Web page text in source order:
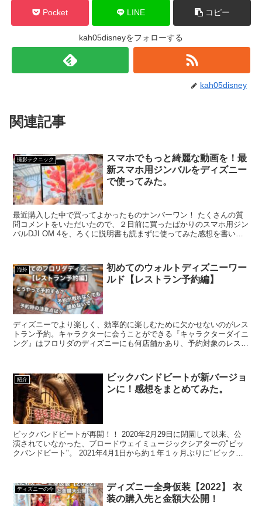
Pocket LINE コピー
kah05disneyをフォローする
kah05disney
関連記事
撮影テクニック
スマホでもっと綺麗な動画を！最
新スマホ用ジンバルをディズニー
で使ってみた。
最近購入した中で買ってよかったものナンバーワン！ たくさんの質
問コメントをいただいたので、２日前に買ったばかりのスマホ用ジン
バルDJI OM 4を、ろくに説明書も読まずに使ってみた感想を書いて
海外
初めてのウォルトディズニーワー
ルド【レストラン予約編】
ディズニーでより楽しく、効率的に楽しむために欠かせないのがレス
トラン予約。キャラクターに会うことができる『キャラクターダイニ
ング』はフロリダのディズニーにも何店舗かあり、予約対象のレスト
紹介
ビックバンドビートが新バージョ
ンに！感想をまとめてみた。
ビックバンドビートが再開！！ 2020年2月29日に閉園して以来、公
演されていなかった、ブロードウェイミュージックシアターの"ビッ
クバンドビート"。 2021年4月1日から約１年１ヶ月ぶりに"ビックバ
ディズニーの今
ディズニー全身仮装【2022】 衣
装の購入先と金額大公開！